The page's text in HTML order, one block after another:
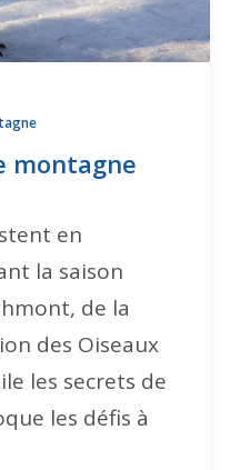
montagne
en
la saison
de la
des Oiseaux
les secrets de
les défis à